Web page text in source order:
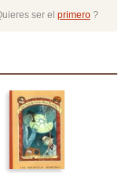
ser el primero?